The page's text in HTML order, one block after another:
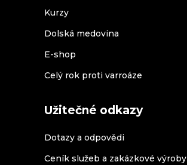
Kurzy
Dolská medovina
E-shop
Celý rok proti varroáze
Užitečné odkazy
Dotazy a odpovědi
Ceník služeb a zakázkové výroby